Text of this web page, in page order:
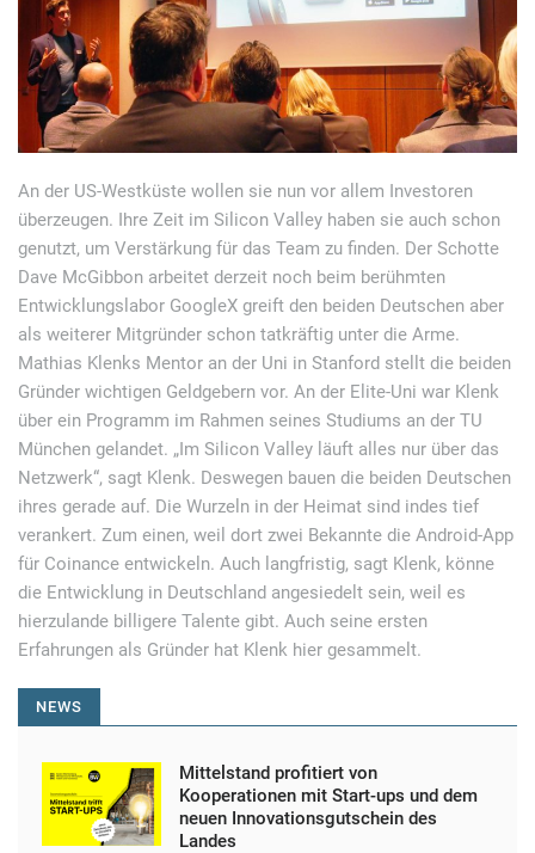
An der US-Westküste wollen sie nun vor allem Investoren
überzeugen. Ihre Zeit im Silicon Valley haben sie auch schon
genutzt, um Verstärkung für das Team zu finden. Der Schotte
Dave McGibbon arbeitet derzeit noch beim berühmten
Entwicklungslabor GoogleX greift den beiden Deutschen aber
als weiterer Mitgründer schon tatkräftig unter die Arme.
Mathias Klenks Mentor an der Uni in Stanford stellt die beiden
Gründer wichtigen Geldgebern vor. An der Elite-Uni war Klenk
über ein Programm im Rahmen seines Studiums an der TU
München gelandet. „Im Silicon Valley läuft alles nur über das
Netzwerk“, sagt Klenk. Deswegen bauen die beiden Deutschen
ihres gerade auf. Die Wurzeln in der Heimat sind indes tief
verankert. Zum einen, weil dort zwei Bekannte die Android-App
für Coinance entwickeln. Auch langfristig, sagt Klenk, könne
die Entwicklung in Deutschland angesiedelt sein, weil es
hierzulande billigere Talente gibt. Auch seine ersten
Erfahrungen als Gründer hat Klenk hier gesammelt.
NEWS
Mittelstand profitiert von
Kooperationen mit Start-ups und dem
neuen Innovationsgutschein des
Landes